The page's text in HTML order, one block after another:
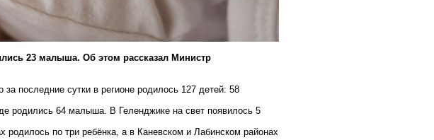
23 малыша. Об этом рассказал Министр
последние сутки в регионе родилось 127 детей: 58
родились 64 малыша. В Геленджике на свет появилось 5
по три ребёнка, а в Каневском и Лабинском районах